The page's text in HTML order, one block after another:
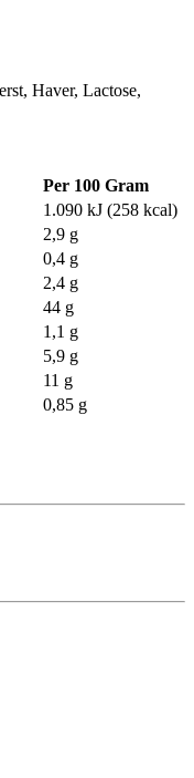
Haver, Lactose,
Per 100 Gram
1.090 kJ (258 kcal)
2,9 g
0,4 g
2,4 g
44 g
1,1 g
5,9 g
11 g
0,85 g